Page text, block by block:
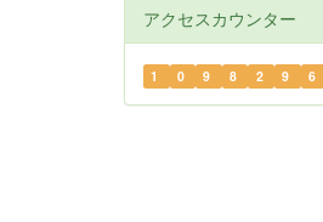
アクセスカウンター
1 0 9 8 2 9 6